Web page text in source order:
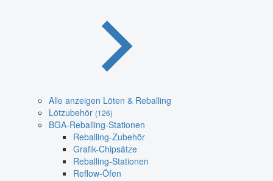
Alle anzeigen Löten & Reballing
Lötzubehör (126)
BGA-Reballing-Stationen
Reballing-Zubehör
Grafik-Chipsätze
Reballing-Stationen
Reflow-Öfen